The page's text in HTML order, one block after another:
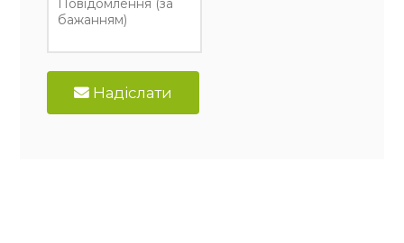
Надіслати